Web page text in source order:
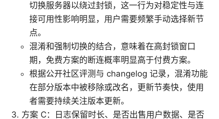
切换服务器以绕过封锁，这一行为对稳定性与连
接可用性影响明显，用户需要频繁手动选择新节
点。
混淆和强制切换的结合，意味着在高封锁窗口
期，免费方案的断连概率明显高于付费方案。
根据公开社区评测与 changelog 记录，混淆功能
在部分版本中被移除或改名，更新节奏快，使用
者需要持续关注版本更新。
方案 C：日志保留时长、是否出售用户数据、是否